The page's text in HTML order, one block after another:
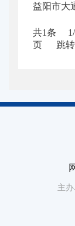
益阳市大
共1条
页
跳
主